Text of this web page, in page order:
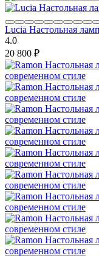
Lucia Настольная
4.0
20 800 ₽